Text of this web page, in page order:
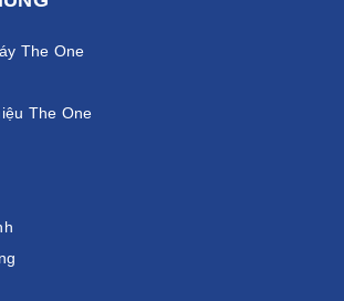
The One được thiết kế đẹp, kiểu dáng phong
thể thiếu ở nhiều văn phòng. Mang đến cho
gian làm việc chuyên nghiệp, hiện đại và trẻ
The One
The One